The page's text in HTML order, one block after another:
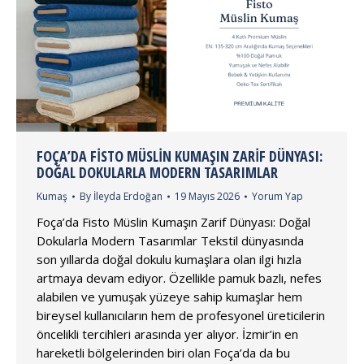
FOÇA’DA FISTO MÜSLIN KUMAŞIN ZARIF DÜNYASI:
DOĞAL DOKULARLA MODERN TASARIMLAR
Kumaş By İleyda Erdoğan 19 Mayıs 2026 Yorum Yap
Foça’da Fisto Müslin Kumaşın Zarif Dünyası: Doğal
Dokularla Modern Tasarımlar Tekstil dünyasında
son yıllarda doğal dokulu kumaşlara olan ilgi hızla
artmaya devam ediyor. Özellikle pamuk bazlı, nefes
alabilen ve yumuşak yüzeye sahip kumaşlar hem
bireysel kullanıcıların hem de profesyonel üreticilerin
öncelikli tercihleri arasında yer alıyor. İzmir’in en
hareketli bölgelerinden biri olan Foça’da da bu